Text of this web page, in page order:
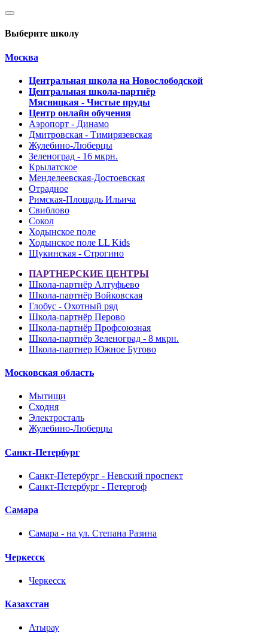
Выберите школу
Москва
Центральная школа на Новослободской
Центральная школа-партнёр
Мясницкая - Чистые пруды
Центр онлайн обучения
Аэропорт - Динамо
Дмитровская - Тимирязевская
Жулебино-Люберцы
Зеленоград - 16 мкрн.
Крылатское
Менделеевская-Достоевская
Отрадное
Римская-Площадь Ильича
Свиблово
Сокол
Ходынское поле
Ходынское поле LL Kids
Щукинская - Строгино
ПАРТНЕРСКИЕ ЦЕНТРЫ
Школа-партнёр Алтуфьево
Школа-партнёр Войковская
Глобус - Охотный ряд
Школа-партнёр Перово
Школа-партнёр Профсоюзная
Школа-партнёр Зеленоград - 8 мкрн.
Школа-партнер Южное Бутово
Московская область
Мытищи
Сходня
Электросталь
Жулебино-Люберцы
Санкт-Петербург
Санкт-Петербург - Невский проспект
Санкт-Петербург - Петергоф
Самара
Самара - на ул. Степана Разина
Черкесск
Черкесск
Казахстан
Атырау